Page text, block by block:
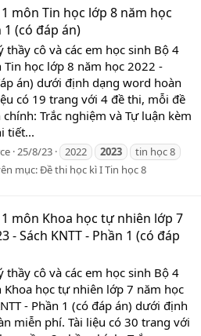
môn Tin học lớp 8 năm học
1 (có đáp án)
cô và các em học sinh Bộ 4
học lớp 8 năm học 2022 -
án) dưới định dạng word hoàn
có 19 trang với 4 đề thi, mỗi đề
Trắc nghiệm và Tự luận kèm
tiết...
25/8/23 2022 2023
tin học 8
mục:Đề thi học kì I Tin học 8
môn Khoa học tự nhiên lớp 7
- Sách KNTT - Phần 1 (có đáp
cô và các em học sinh Bộ 4
học tự nhiên lớp 7 năm học
- Phần 1 (có đáp án) dưới định
miễn phí. Tài liệu có 30 trang với